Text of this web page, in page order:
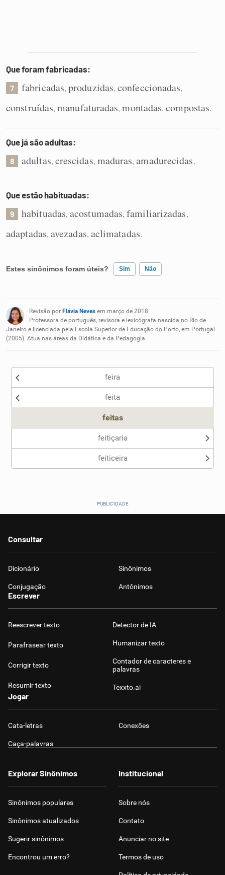
Que foram fabricadas:
7 fabricadas, produzidas, confeccionadas,
construídas,manufaturadas,montadas,compostas.
Que já são adultas:
8 adultas, crescidas, maduras,amadurecidas.
Que estão habituadas:
9 habituadas, acostumadas,familiarizadas,
adaptadas, avezadas, aclimatadas.
Estes sinônimos foram úteis? Sim Não
Nenhum dos sinônimos apresentados me ajudou
Outro
Revisão por Flávia Neves em março de 2018
Professora de português, revisora e lexicógrafa nascida no Rio de
Janeiro e licenciada pela Escola Superior de Educação do Porto, em Portugal
(2005). Atua nas áreas da Didática e da Pedagogia.
feira
feita
feitas
feitiçaria
feiticeira
Consultar
Dicionário Sinônimos
Conjugação Antônimos
Escrever
Reescrever texto
Parafrasear texto
Corrigir texto
Resumir texto
Detector de IA
Humanizar texto
Contador de caracteres e
palavras
Texxto.ai
Jogar
Cata-letras Conexões
Caça-palavras
Explorar Sinônimos
Sinônimos populares
Sinônimos atualizados
Sugerir sinônimos
Encontrou um erro?
Institucional
Sobre nós
Contato
Anunciar no site
Termos de uso